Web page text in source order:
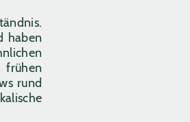
haben
frühen
rund